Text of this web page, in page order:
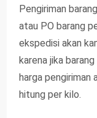
Pengiriman
atau PO barang
ekspedisi akan
karena jika
harga pengiriman
hitung per kilo.